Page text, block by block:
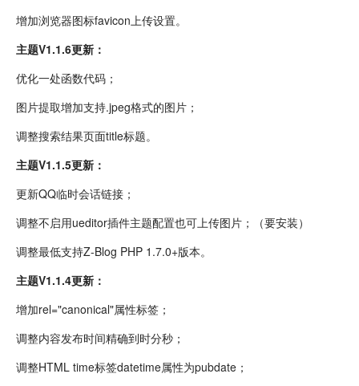
增加浏览器图标favicon上传设置。
主题V1.1.6更新：
优化一处函数代码；
图片提取增加支持.jpeg格式的图片；
调整搜索结果页面title标题。
主题V1.1.5更新：
更新QQ临时会话链接；
调整不启用ueditor插件主题配置也可上传图片；（要安装）
调整最低支持Z-Blog PHP 1.7.0+版本。
主题V1.1.4更新：
增加rel="canonical"属性标签；
调整内容发布时间精确到时分秒；
调整HTML time标签datetime属性为pubdate；